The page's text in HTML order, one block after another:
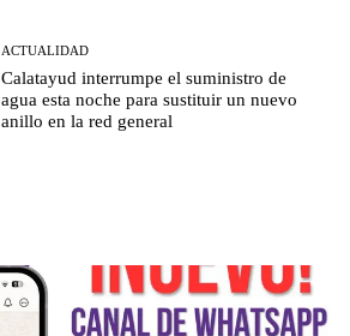
ACTUALIDAD
Calatayud interrumpe el suministro de
agua esta noche para sustituir un nuevo
anillo en la red general